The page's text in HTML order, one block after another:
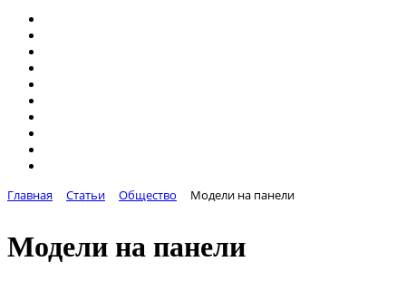
Главная Статьи Общество Модели на панели
Модели на панели